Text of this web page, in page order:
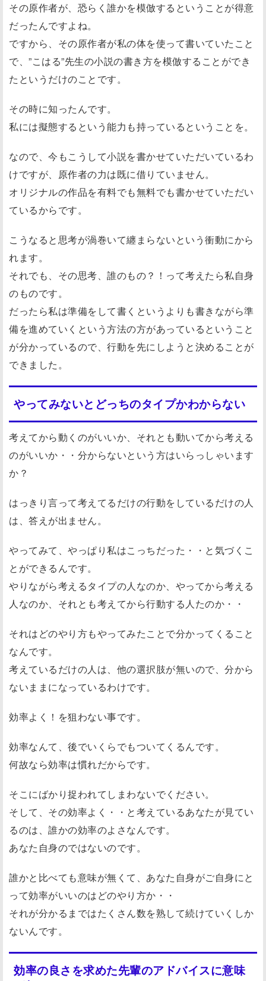
その原作者が、恐らく誰かを模倣するということが得意
だったんですよね。
ですから、その原作者が私の体を使って書いていたこと
で、”こはる”先生の小説の書き方を模倣することができ
たというだけのことです。
その時に知ったんです。
私には擬態するという能力も持っているということを。
なので、今もこうして小説を書かせていただいているわ
けですが、原作者の力は既に借りていません。
オリジナルの作品を有料でも無料でも書かせていただい
ているからです。
こうなると思考が渦巻いて纏まらないという衝動にから
れます。
それでも、その思考、誰のもの？！って考えたら私自身
のものです。
だったら私は準備をして書くというよりも書きながら準
備を進めていくという方法の方があっているということ
が分かっているので、行動を先にしようと決めることが
できました。
やってみないとどっちのタイプかわからない
考えてから動くのがいいか、それとも動いてから考える
のがいいか・・分からないという方はいらっしゃいます
か？
はっきり言って考えてるだけの行動をしているだけの人
は、答えが出ません。
やってみて、やっぱり私はこっちだった・・と気づくこ
とができるんです。
やりながら考えるタイプの人なのか、やってから考える
人なのか、それとも考えてから行動する人たのか・・
それはどのやり方もやってみたことで分かってくること
なんです。
考えているだけの人は、他の選択肢が無いので、分から
ないままになっているわけです。
効率よく！を狙わない事です。
効率なんて、後でいくらでもついてくるんです。
何故なら効率は慣れだからです。
そこにばかり捉われてしまわないでください。
そして、その効率よく・・と考えているあなたが見てい
るのは、誰かの効率のよさなんです。
あなた自身のではないのです。
誰かと比べても意味が無くて、あなた自身がご自身にと
って効率がいいのはどのやり方か・・
それが分かるまではたくさん数を熟して続けていくしか
ないんです。
効率の良さを求めた先輩のアドバイスに意味